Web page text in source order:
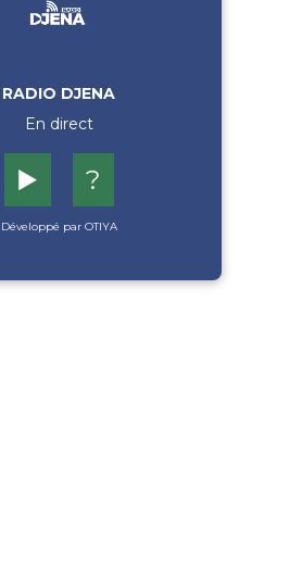
RADIO DJENA
En direct
▶️ ?
Développé par OTIYA